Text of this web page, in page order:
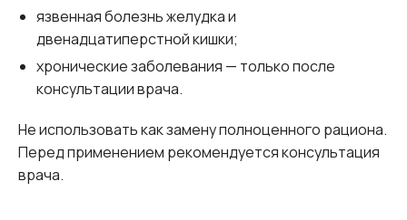
язвенная болезнь желудка и
двенадцатиперстной кишки;
хронические заболевания — только после
консультации врача.
Не использовать как замену полноценного рациона.
Перед применением рекомендуется консультация
врача.